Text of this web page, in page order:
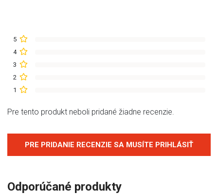
5
4
3
2
1
Pre tento produkt neboli pridané žiadne recenzie.
PRE PRIDANIE RECENZIE SA MUSÍTE PRIHLÁSIŤ
Odporúčané produkty